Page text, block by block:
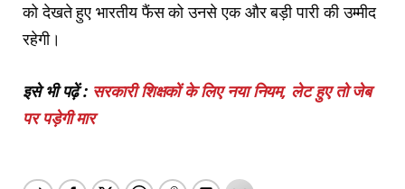
को देखते हुए भारतीय फैंस को उनसे एक और बड़ी पारी की उम्मीद
रहेगी।
इसे भी पढ़ें : सरकारी शिक्षकों के लिए नया नियम, लेट हुए तो जेब
पर पड़ेगी मार